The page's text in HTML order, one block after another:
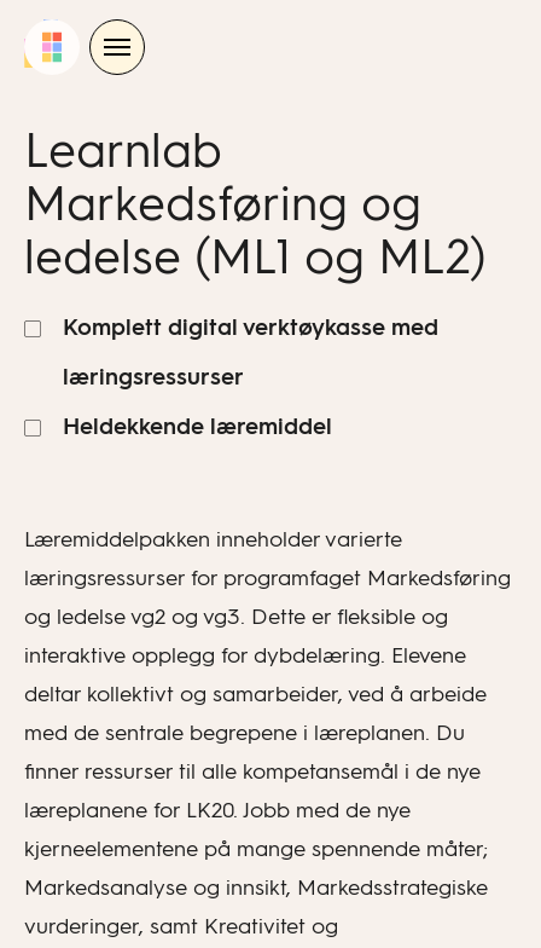
Learnlab
Markedsføring og
ledelse (ML1 og ML2)
Komplett digital verktøykasse med
læringsressurser
Heldekkende læremiddel
Læremiddelpakken inneholder varierte
læringsressurser for programfaget Markedsføring
og ledelse vg2 og vg3. Dette er fleksible og
interaktive opplegg for dybdelæring. Elevene
deltar kollektivt og samarbeider, ved å arbeide
med de sentrale begrepene i læreplanen. Du
finner ressurser til alle kompetansemål i de nye
læreplanene for LK20. Jobb med de nye
kjerneelementene på mange spennende måter;
Markedsanalyse og innsikt, Markedsstrategiske
vurderinger, samt Kreativitet og